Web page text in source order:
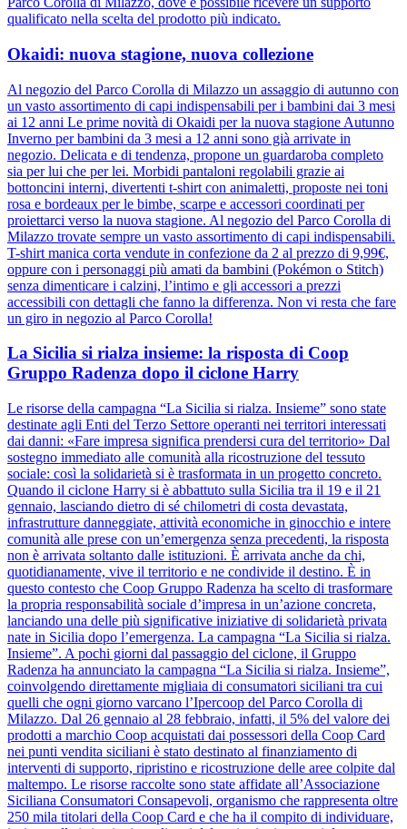
qualificato nella scelta del prodotto più indicato.
Okaidi: nuova stagione, nuova collezione
Al negozio del Parco Corolla di Milazzo un assaggio di autunno con
un vasto assortimento di capi indispensabili per i bambini dai 3 mesi
ai 12 anni Le prime novità di Okaidi per la nuova stagione Autunno
Inverno per bambini da 3 mesi a 12 anni sono già arrivate in
negozio. Delicata e di tendenza, propone un guardaroba completo
sia per lui che per lei. Morbidi pantaloni regolabili grazie ai
bottoncini interni, divertenti t-shirt con animaletti, proposte nei toni
rosa e bordeaux per le bimbe, scarpe e accessori coordinati per
proiettarci verso la nuova stagione. Al negozio del Parco Corolla di
Milazzo trovate sempre un vasto assortimento di capi indispensabili.
T-shirt manica corta vendute in confezione da 2 al prezzo di 9,99€,
oppure con i personaggi più amati da bambini (Pokémon o Stitch)
senza dimenticare i calzini, l’intimo e gli accessori a prezzi
accessibili con dettagli che fanno la differenza. Non vi resta che fare
un giro in negozio al Parco Corolla!
La Sicilia si rialza insieme: la risposta di Coop
Gruppo Radenza dopo il ciclone Harry
Le risorse della campagna “La Sicilia si rialza. Insieme” sono state
destinate agli Enti del Terzo Settore operanti nei territori interessati
dai danni: «Fare impresa significa prendersi cura del territorio» Dal
sostegno immediato alle comunità alla ricostruzione del tessuto
sociale: così la solidarietà si è trasformata in un progetto concreto.
Quando il ciclone Harry si è abbattuto sulla Sicilia tra il 19 e il 21
gennaio, lasciando dietro di sé chilometri di costa devastata,
infrastrutture danneggiate, attività economiche in ginocchio e intere
comunità alle prese con un’emergenza senza precedenti, la risposta
non è arrivata soltanto dalle istituzioni. È arrivata anche da chi,
quotidianamente, vive il territorio e ne condivide il destino. È in
questo contesto che Coop Gruppo Radenza ha scelto di trasformare
la propria responsabilità sociale d’impresa in un’azione concreta,
lanciando una delle più significative iniziative di solidarietà privata
nate in Sicilia dopo l’emergenza. La campagna “La Sicilia si rialza.
Insieme”. A pochi giorni dal passaggio del ciclone, il Gruppo
Radenza ha annunciato la campagna “La Sicilia si rialza. Insieme”,
coinvolgendo direttamente migliaia di consumatori siciliani tra cui
quelli che ogni giorno varcano l’Ipercoop del Parco Corolla di
Milazzo. Dal 26 gennaio al 28 febbraio, infatti, il 5% del valore dei
prodotti a marchio Coop acquistati dai possessori della Coop Card
nei punti vendita siciliani è stato destinato al finanziamento di
interventi di supporto, ripristino e ricostruzione delle aree colpite dal
maltempo. Le risorse raccolte sono state affidate all’Associazione
Siciliana Consumatori Consapevoli, organismo che rappresenta oltre
250 mila titolari della Coop Card e che ha il compito di individuare,